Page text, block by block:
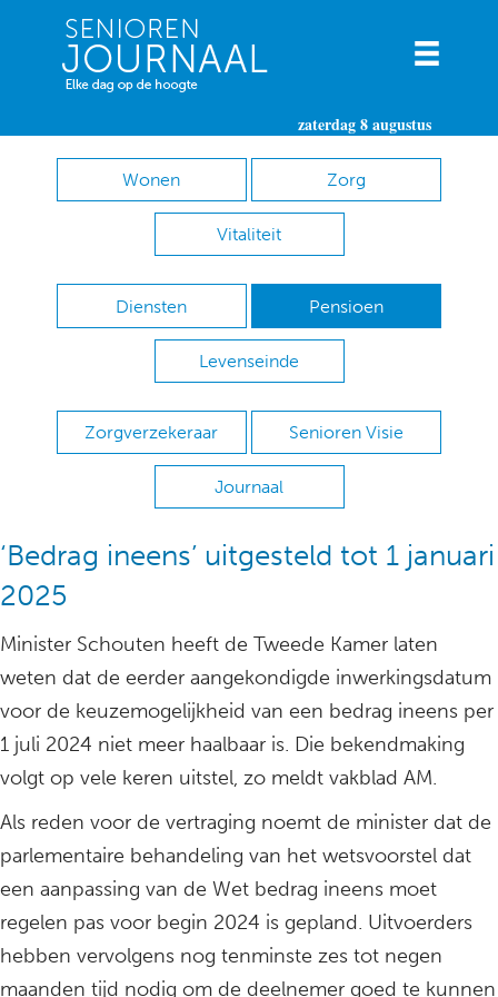
zaterdag 8 augustus
Wonen Zorg
Vitaliteit
Diensten Pensioen
Levenseinde
Zorgverzekeraar Senioren Visie
Journaal
‘Bedrag ineens’ uitgesteld tot 1 januari
2025
Minister Schouten heeft de Tweede Kamer laten
weten dat de eerder aangekondigde inwerkingsdatum
voor de keuzemogelijkheid van een bedrag ineens per
1 juli 2024 niet meer haalbaar is. Die bekendmaking
volgt op vele keren uitstel, zo meldt vakblad AM.
Als reden voor de vertraging noemt de minister dat de
parlementaire behandeling van het wetsvoorstel dat
een aanpassing van de Wet bedrag ineens moet
regelen pas voor begin 2024 is gepland. Uitvoerders
hebben vervolgens nog tenminste zes tot negen
maanden tijd nodig om de deelnemer goed te kunnen